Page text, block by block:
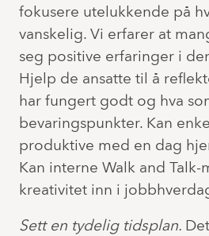
fokusere utelukkende på
vanskelig. Vi erfarer at
seg positive erfaringer i
Hjelp de ansatte til å
har fungert godt og hva
bevaringspunkter. Kan
produktive med en dag
Kan interne Walk and
kreativitet inn i
Sett en tydelig tidsplan.